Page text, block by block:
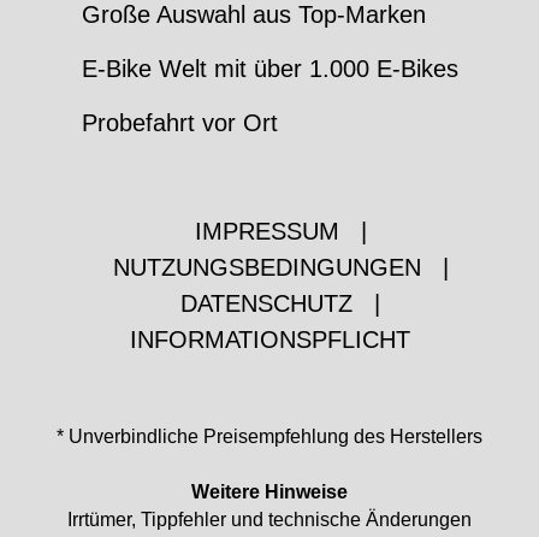
Große Auswahl aus Top-Marken
E-Bike Welt mit über 1.000 E-Bikes
Probefahrt vor Ort
IMPRESSUM
NUTZUNGSBEDINGUNGEN
DATENSCHUTZ
INFORMATIONSPFLICHT
* Unverbindliche Preisempfehlung des Herstellers
Weitere Hinweise
Irrtümer, Tippfehler und technische Änderungen